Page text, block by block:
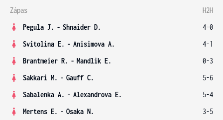
Zápas
H2H
Pegula J. - Shnaider D.
4-0
Svitolina E. - Anisimova A.
4-1
Brantmeier R. - Mandlik E.
0-3
Sakkari M. - Gauff C.
5-6
Sabalenka A. - Alexandrova E.
5-4
Mertens E. - Osaka N. 3-5